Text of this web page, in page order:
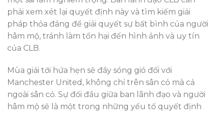
phải xem xét lại quyết định này và tìm kiếm giải
pháp thỏa đáng để giải quyết sự bất bình của người
hâm mộ, tránh làm tổn hại đến hình ảnh và uy tín
của CLB.
Mùa giải tới hứa hẹn sẽ đầy sóng gió đối với
Manchester United, không chỉ trên sân cỏ mà cả
ngoài sân cỏ. Sự đối đầu giữa ban lãnh đạo và người
hâm mộ sẽ là một trong những yếu tố quyết định